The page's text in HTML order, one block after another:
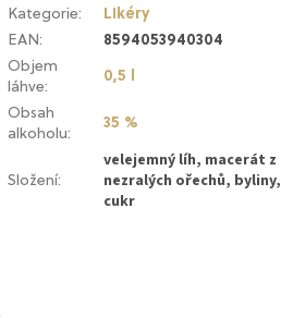
Kategorie:
Likéry
EAN:
8594053940304
Objem
láhve:
0,5 l
Obsah
alkoholu:
35 %
Složení:
velejemný líh, macerát z
nezralých ořechů, byliny,
cukr